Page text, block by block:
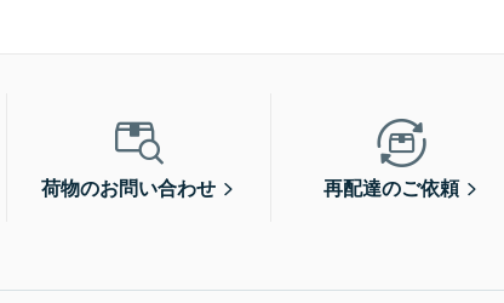
荷物のお問い合わせ 再配達のご依頼